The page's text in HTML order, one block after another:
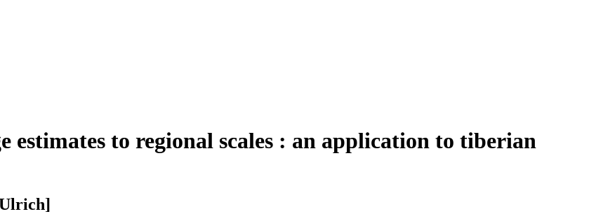
estimates to regional scales : an application to tiberian